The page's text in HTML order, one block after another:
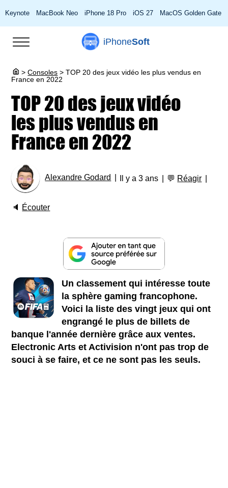
Keynote MacBook Neo iPhone 18 Pro iOS 27 MacOS Golden Gate
iPhoneSoft
> Consoles > TOP 20 des jeux vidéo les plus vendus en
France en 2022
TOP 20 des jeux vidéo
les plus vendus en
France en 2022
Alexandre Godard Il y a 3 ans 💬 Réagir
🔈 Écouter
Un classement qui intéresse toute
la sphère gaming francophone.
Voici la liste des vingt jeux qui ont
engrangé le plus de billets de
banque l'année dernière grâce aux ventes.
Electronic Arts et Activision n'ont pas trop de
souci à se faire, et ce ne sont pas les seuls.